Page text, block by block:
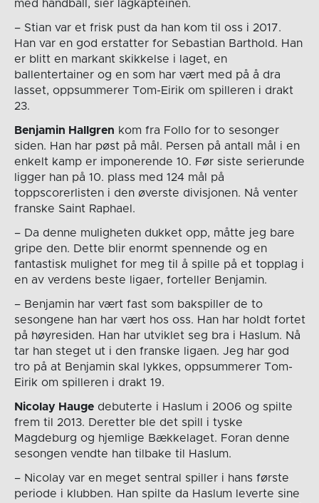
med håndball, sier lagkapteinen.
– Stian var et frisk pust da han kom til oss i 2017.
Han var en god erstatter for Sebastian Barthold. Han
er blitt en markant skikkelse i laget, en
ballentertainer og en som har vært med på å dra
lasset, oppsummerer Tom-Eirik om spilleren i drakt
23.
Benjamin Hallgren kom fra Follo for to sesonger
siden. Han har pøst på mål. Persen på antall mål i en
enkelt kamp er imponerende 10. Før siste serierunde
ligger han på 10. plass med 124 mål på
toppscorerlisten i den øverste divisjonen. Nå venter
franske Saint Raphael.
– Da denne muligheten dukket opp, måtte jeg bare
gripe den. Dette blir enormt spennende og en
fantastisk mulighet for meg til å spille på et topplag i
en av verdens beste ligaer, forteller Benjamin.
– Benjamin har vært fast som bakspiller de to
sesongene han har vært hos oss. Han har holdt fortet
på høyresiden. Han har utviklet seg bra i Haslum. Nå
tar han steget ut i den franske ligaen. Jeg har god
tro på at Benjamin skal lykkes, oppsummerer Tom-
Eirik om spilleren i drakt 19.
Nicolay Haugedebuterte i Haslum i 2006 og spilte
frem til 2013. Deretter ble det spill i tyske
Magdeburg og hjemlige Bækkelaget. Foran denne
sesongen vendte han tilbake til Haslum.
– Nicolay var en meget sentral spiller i hans første
periode i klubben. Han spilte da Haslum leverte sine